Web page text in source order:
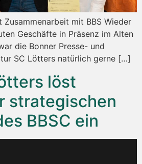
mit BBS Wieder
Geschäfte in Präsenz im Alten
die Bonner Presse- und
SC Lötters natürlich gerne […]
löst
strategischen
BBSC ein